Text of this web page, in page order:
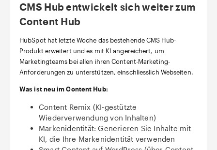
CMS Hub entwickelt sich weiter zum
Content Hub
HubSpot hat letzte Woche das bestehende CMS Hub-
Produkt erweitert und es mit KI angereichert, um
Marketingteams bei allen ihren Content-Marketing-
Anforderungen zu unterstützen, einschliesslich Webseiten.
Was ist neu im Content Hub:
Content Remix (KI-gestützte
Wiederverwendung von Inhalten)
Markenidentität: Generieren Sie Inhalte mit
KI, die Ihre Markenidentität verwenden